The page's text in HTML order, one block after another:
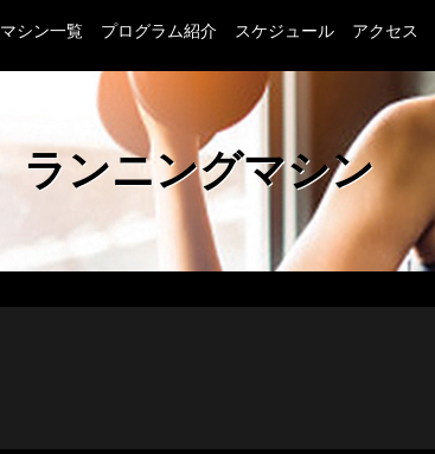
マシン一覧 プログラム紹介 スケジュール アクセス
ランニングマシン